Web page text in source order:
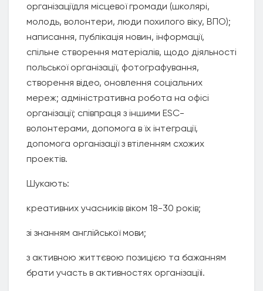
організаціїдля місцевої громади (школярі,
молодь, волонтери, люди похилого віку, ВПО);
написання, публікація новин, інформації,
спільне створення матеріалів, щодо діяльності
польської організації, фотографування,
створення відео, оновлення соціальних
мереж; адміністративна робота на офісі
організації; співпраця з іншими ESC-
волонтерами, допомога в їх інтеграції,
допомога організації з втіленням схожих
проектів.
Шукають:
креативних учасників віком 18-30 років;
зі знанням англійської мови;
з активною життєвою позицією та бажанням
брати участь в активностях організаціїі.